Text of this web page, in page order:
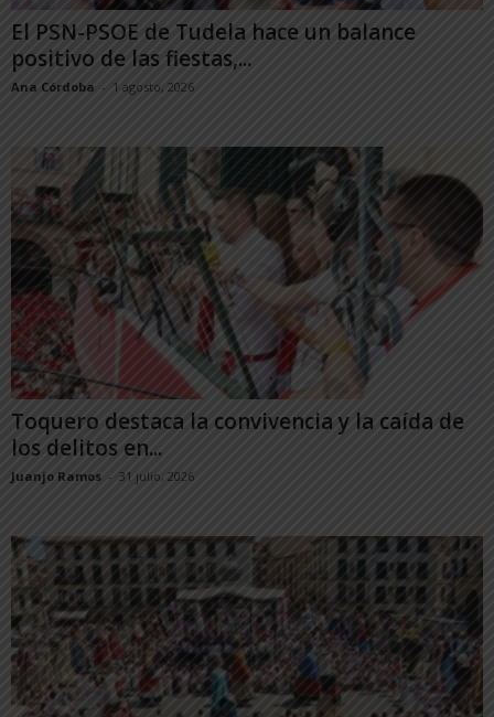
El PSN-PSOE de Tudela hace un balance
positivo de las fiestas,...
Ana Córdoba - 1 agosto, 2026
Toquero destaca la convivencia y la caída de
los delitos en...
Juanjo Ramos - 31 julio, 2026